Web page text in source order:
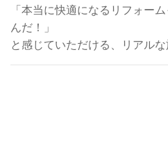
「本当に快適になるリフォー
んだ！」
と感じていただける、リアル